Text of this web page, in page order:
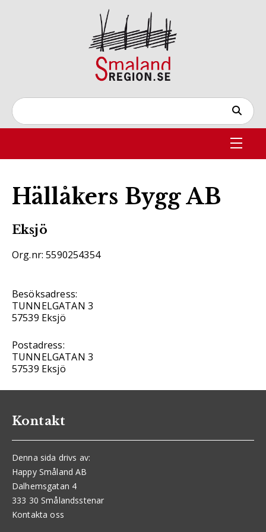
Hällåkers Bygg AB
Eksjö
Org.nr: 5590254354
Besöksadress:
TUNNELGATAN 3
57539 Eksjö
Postadress:
TUNNELGATAN 3
57539 Eksjö
Kontakt
Denna sida drivs av:
Happy Småland AB
Dalhemsgatan 4
333 30 Smålandsstenar
Kontakta oss